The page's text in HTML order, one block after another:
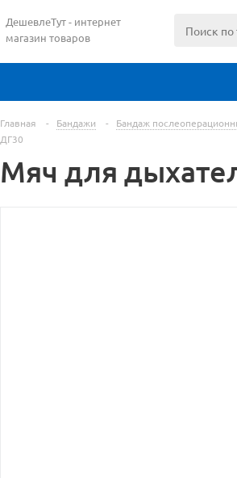
ДешевлеТут - интернет
магазин товаров
Главная - Бандажи - Бандаж
ДГ30
Мяч для